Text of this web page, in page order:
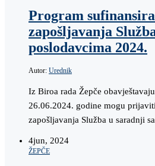
Program
zapošljavanja
poslodavcima 2024.
Autor: Urednik
Iz Biroa rada Žepče
26.06.2024. godine mogu
zapošljavanja Služba u saradnji
4jun, 2024
ŽEPČE